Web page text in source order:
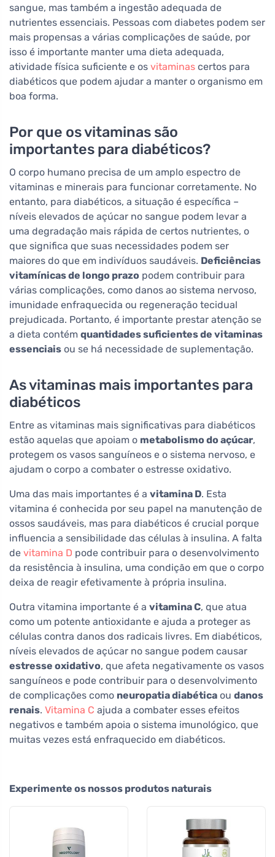
sangue, mas também a ingestão adequada de
nutrientes essenciais. Pessoas com diabetes podem ser
mais propensas a várias complicações de saúde, por
isso é importante manter uma dieta adequada,
atividade física suficiente e os vitaminas certos para
diabéticos que podem ajudar a manter o organismo em
boa forma.
Por que os vitaminas são
importantes para diabéticos?
O corpo humano precisa de um amplo espectro de
vitaminas e minerais para funcionar corretamente. No
entanto, para diabéticos, a situação é específica –
níveis elevados de açúcar no sangue podem levar a
uma degradação mais rápida de certos nutrientes, o
que significa que suas necessidades podem ser
maiores do que em indivíduos saudáveis. Deficiências
vitamínicas de longo prazo podem contribuir para
várias complicações, como danos ao sistema nervoso,
imunidade enfraquecida ou regeneração tecidual
prejudicada. Portanto, é importante prestar atenção se
a dieta contém quantidades suficientes de vitaminas
essenciais ou se há necessidade de suplementação.
As vitaminas mais importantes para
diabéticos
Entre as vitaminas mais significativas para diabéticos
estão aquelas que apoiam o metabolismo do açúcar,
protegem os vasos sanguíneos e o sistema nervoso, e
ajudam o corpo a combater o estresse oxidativo.
Uma das mais importantes é a vitamina D. Esta
vitamina é conhecida por seu papel na manutenção de
ossos saudáveis, mas para diabéticos é crucial porque
influencia a sensibilidade das células à insulina. A falta
de vitamina D pode contribuir para o desenvolvimento
da resistência à insulina, uma condição em que o corpo
deixa de reagir efetivamente à própria insulina.
Outra vitamina importante é a vitamina C, que atua
como um potente antioxidante e ajuda a proteger as
células contra danos dos radicais livres. Em diabéticos,
níveis elevados de açúcar no sangue podem causar
estresse oxidativo, que afeta negativamente os vasos
sanguíneos e pode contribuir para o desenvolvimento
de complicações como neuropatia diabética ou danos
renais. Vitamina C ajuda a combater esses efeitos
negativos e também apoia o sistema imunológico, que
muitas vezes está enfraquecido em diabéticos.
Experimente os nossos produtos naturais